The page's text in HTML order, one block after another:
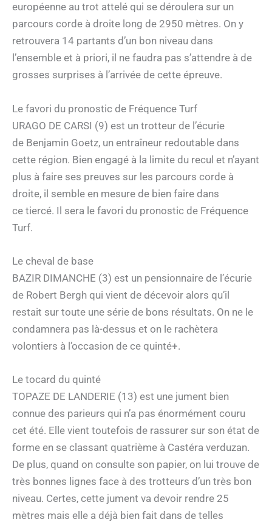
européenne au trot attelé qui se déroulera sur un
parcours corde à droite long de 2950 mètres. On y
retrouvera 14 partants d’un bon niveau dans
l’ensemble et à priori, il ne faudra pas s’attendre à de
grosses surprises à l’arrivée de cette épreuve.
Le favori du pronostic de Fréquence Turf
URAGO DE CARSI (9) est un trotteur de l’écurie
de Benjamin Goetz, un entraîneur redoutable dans
cette région. Bien engagé à la limite du recul et n’ayant
plus à faire ses preuves sur les parcours corde à
droite, il semble en mesure de bien faire dans
ce tiercé. Il sera le favori du pronostic de Fréquence
Turf.
Le cheval de base
BAZIR DIMANCHE (3) est un pensionnaire de l’écurie
de Robert Bergh qui vient de décevoir alors qu’il
restait sur toute une série de bons résultats. On ne le
condamnera pas là-dessus et on le rachètera
volontiers à l’occasion de ce quinté+.
Le tocard du quinté
TOPAZE DE LANDERIE (13) est une jument bien
connue des parieurs qui n’a pas énormément couru
cet été. Elle vient toutefois de rassurer sur son état de
forme en se classant quatrième à Castéra verduzan.
De plus, quand on consulte son papier, on lui trouve de
très bonnes lignes face à des trotteurs d’un très bon
niveau. Certes, cette jument va devoir rendre 25
mètres mais elle a déjà bien fait dans de telles